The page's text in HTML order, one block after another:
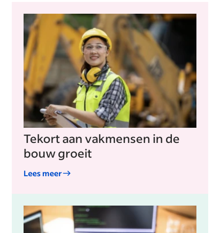
Tekort aan vakmensen in de
bouw groeit
Lees meer